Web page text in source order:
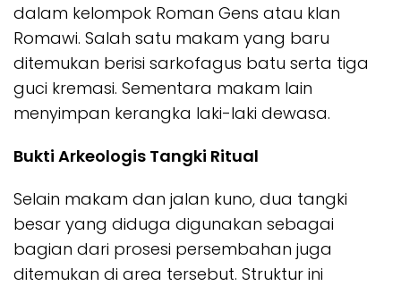
dalam kelompok Roman Gens atau klan
Romawi. Salah satu makam yang baru
ditemukan berisi sarkofagus batu serta tiga
guci kremasi. Sementara makam lain
menyimpan kerangka laki-laki dewasa.
Bukti Arkeologis Tangki Ritual
Selain makam dan jalan kuno, dua tangki
besar yang diduga digunakan sebagai
bagian dari prosesi persembahan juga
ditemukan di area tersebut. Struktur ini